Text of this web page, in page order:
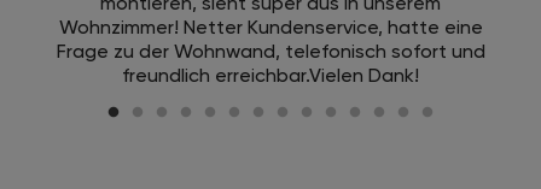
Wohnzimmer! Netter Kundenservice, hatte eine
Frage zu der Wohnwand, telefonisch sofort und
freundlich erreichbar.Vielen Dank!